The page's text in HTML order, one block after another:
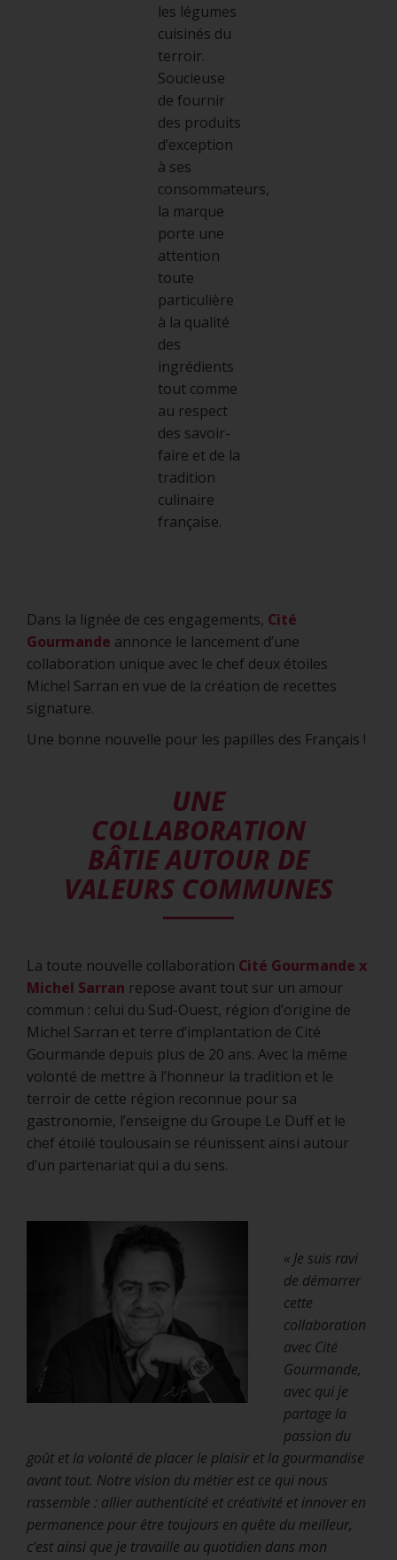
les légumes
cuisinés du
terroir.
Soucieuse
de fournir
des produits
d’exception
à ses
consommateurs,
la marque
porte une
attention
toute
particulière
à la qualité
des
ingrédients
tout comme
au respect
des savoir-
faire et de la
tradition
culinaire
française.
Dans la lignée de ces engagements, Cité
Gourmande annonce le lancement d’une
collaboration unique avec le chef deux étoiles
Michel Sarran en vue de la création de recettes
signature.
Une bonne nouvelle pour les papilles des Français !
UNE
COLLABORATION
BÂTIE AUTOUR DE
VALEURS COMMUNES
La toute nouvelle collaboration Cité Gourmande x
Michel Sarran repose avant tout sur un amour
commun : celui du Sud-Ouest, région d’origine de
Michel Sarran et terre d’implantation de Cité
Gourmande depuis plus de 20 ans. Avec la même
volonté de mettre à l’honneur la tradition et le
terroir de cette région reconnue pour sa
gastronomie, l’enseigne du Groupe Le Duff et le
chef étoilé toulousain se réunissent ainsi autour
d’un partenariat qui a du sens.
« Je suis ravi
de démarrer
cette
collaboration
avec Cité
Gourmande,
avec qui je
partage la
passion du
goût et la volonté de placer le plaisir et la gourmandise
avant tout. Notre vision du métier est ce qui nous
rassemble : allier authenticité et créativité et innover en
permanence pour être toujours en quête du meilleur,
c’est ainsi que je travaille au quotidien dans mon